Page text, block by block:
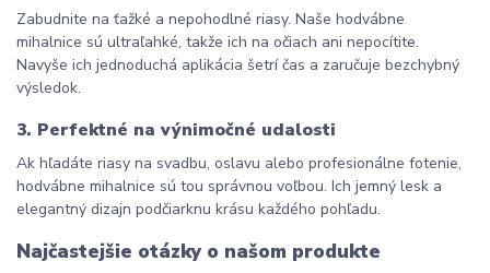
Zabudnite na ťažké a nepohodlné riasy. Naše hodvábne
mihalnice sú ultraľahké, takže ich na očiach ani nepocítite.
Navyše ich jednoduchá aplikácia šetrí čas a zaručuje bezchybný
výsledok.
3. Perfektné na výnimočné udalosti
Ak hľadáte riasy na svadbu, oslavu alebo profesionálne fotenie,
hodvábne mihalnice sú tou správnou voľbou. Ich jemný lesk a
elegantný dizajn podčiarknu krásu každého pohľadu.
Najčastejšie otázky o našom produkte